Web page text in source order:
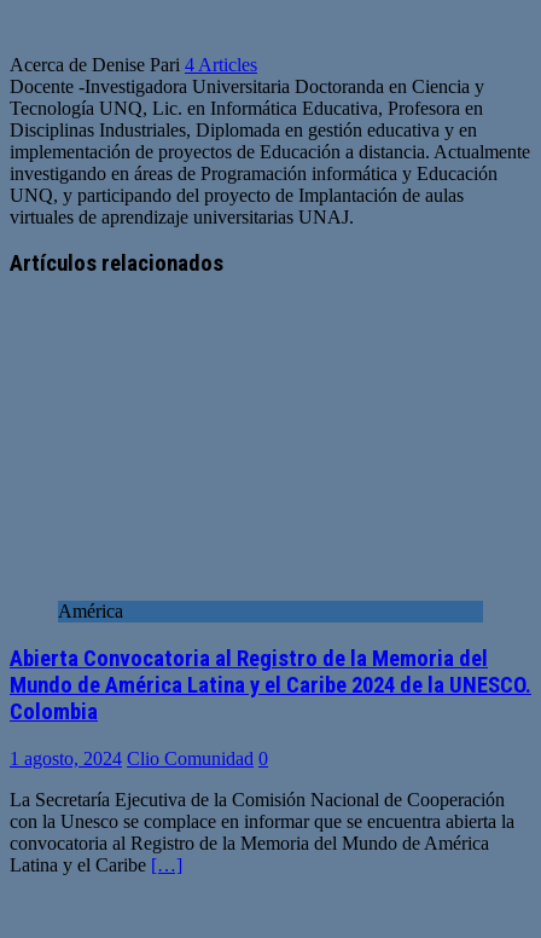
Acerca de Denise Pari 4 Articles
Docente -Investigadora Universitaria Doctoranda en Ciencia y
Tecnología UNQ, Lic. en Informática Educativa, Profesora en
Disciplinas Industriales, Diplomada en gestión educativa y en
implementación de proyectos de Educación a distancia. Actualmente
investigando en áreas de Programación informática y Educación
UNQ, y participando del proyecto de Implantación de aulas
virtuales de aprendizaje universitarias UNAJ.
Artículos relacionados
América
Abierta Convocatoria al Registro de la Memoria del
Mundo de América Latina y el Caribe 2024 de la UNESCO.
Colombia
1 agosto, 2024 Clio Comunidad 0
La Secretaría Ejecutiva de la Comisión Nacional de Cooperación
con la Unesco se complace en informar que se encuentra abierta la
convocatoria al Registro de la Memoria del Mundo de América
Latina y el Caribe […]